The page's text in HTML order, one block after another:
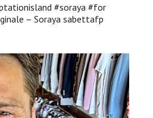
#soraya #for
– Soraya sabettafp